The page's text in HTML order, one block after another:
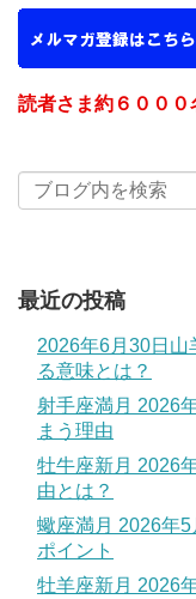
読者さま約６０００
最近の投稿
2026年6月30日山
る意味とは？
射手座満月 2026
まう理由
牡牛座新月 2026
由とは？
蠍座満月 2026年
ポイント
牡羊座新月 2026